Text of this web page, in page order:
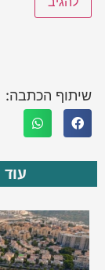
שיתוף הכתבה:
עוד